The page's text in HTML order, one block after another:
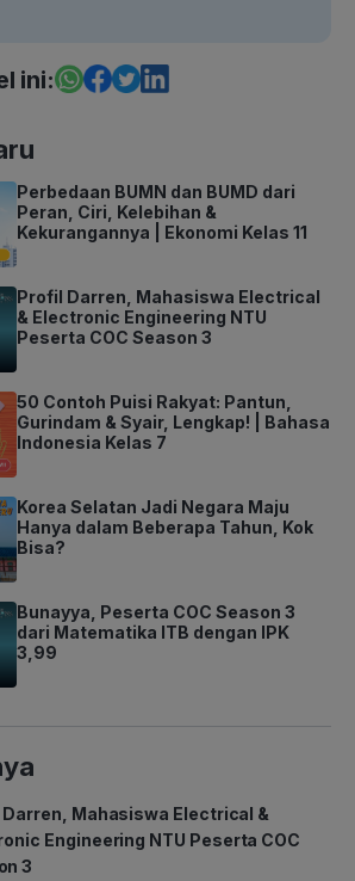
ini:
Perbedaan BUMN dan BUMD dari
Peran, Ciri, Kelebihan &
Kekurangannya | Ekonomi Kelas 11
Profil Darren, Mahasiswa Electrical
& Electronic Engineering NTU
Peserta COC Season 3
50 Contoh Puisi Rakyat: Pantun,
Gurindam & Syair, Lengkap! | Bahasa
Indonesia Kelas 7
Korea Selatan Jadi Negara Maju
Hanya dalam Beberapa Tahun, Kok
Bisa?
Bunayya, Peserta COC Season 3
dari Matematika ITB dengan IPK
3,99
Mahasiswa Electrical &
Engineering NTU Peserta COC
3